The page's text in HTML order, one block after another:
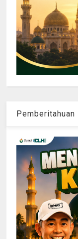
Pemberitahuan